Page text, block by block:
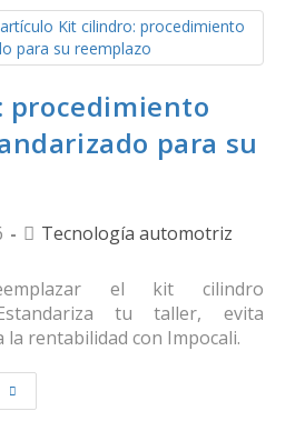
procedimiento
para su
Tecnología automotriz
el kit cilindro
tu taller, evita
rentabilidad con Impocali.